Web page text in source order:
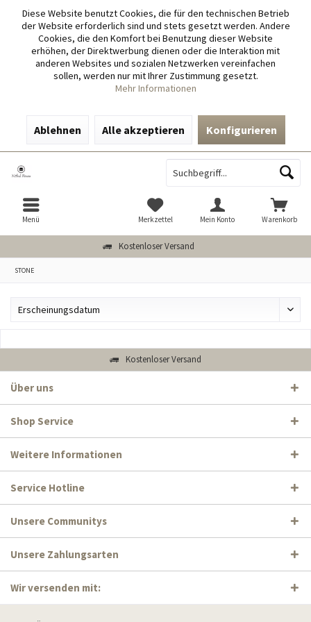
Diese Website benutzt Cookies, die für den technischen Betrieb
der Website erforderlich sind und stets gesetzt werden. Andere
Cookies, die den Komfort bei Benutzung dieser Website
erhöhen, der Direktwerbung dienen oder die Interaktion mit
anderen Websites und sozialen Netzwerken vereinfachen
sollen, werden nur mit Ihrer Zustimmung gesetzt.
Mehr Informationen
Ablehnen Alle akzeptieren Konfigurieren
Kostenloser Versand
Menü Warenkorb
Merkzettel Mein Konto
STONE
Kostenloser Versand
Über uns
Shop Service
Weitere Informationen
Service Hotline
Unsere Communitys
Unsere Zahlungsarten
Wir versenden mit: